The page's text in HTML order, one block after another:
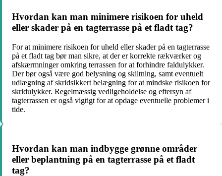
Hvordan kan man minimere risikoen for uheld
eller skader på en tagterrasse på et fladt tag?
For at minimere risikoen for uheld eller skader på en tagterrasse
på et fladt tag bør man sikre, at der er korrekte rækværker og
afskærmninger omkring terrassen for at forhindre faldulykker.
Der bør også være god belysning og skiltning, samt eventuelt
udlægning af skridsikkert belægning for at mindske risikoen for
skridulykker. Regelmæssig vedligeholdelse og eftersyn af
tagterrassen er også vigtigt for at opdage eventuelle problemer i
tide.
Hvordan kan man indbygge grønne områder
eller beplantning på en tagterrasse på et fladt
tag?